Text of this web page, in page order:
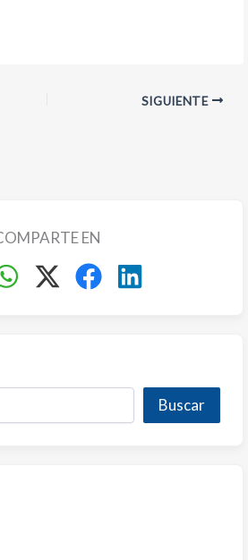
SIGUIENTE
EN
Buscar